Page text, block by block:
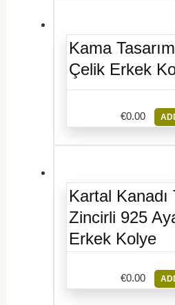
Kama
Çelik Erkek
€0.00
Kartal Kanadı
Zincirli 925
Erkek Kolye
€0.00